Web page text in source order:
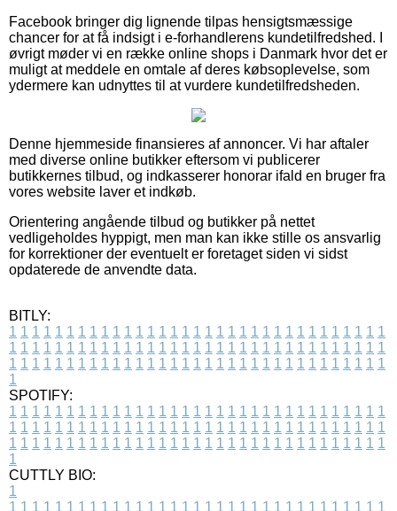
Facebook bringer dig lignende tilpas hensigtsmæssige
chancer for at få indsigt i e-forhandlerens kundetilfredshed. I
øvrigt møder vi en række online shops i Danmark hvor det er
muligt at meddele en omtale af deres købsoplevelse, som
ydermere kan udnyttes til at vurdere kundetilfredsheden.
Denne hjemmeside finansieres af annoncer. Vi har aftaler
med diverse online butikker eftersom vi publicerer
butikkernes tilbud, og indkasserer honorar ifald en bruger fra
vores website laver et indkøb.
Orientering angående tilbud og butikker på nettet
vedligeholdes hyppigt, men man kan ikke stille os ansvarlig
for korrektioner der eventuelt er foretaget siden vi sidst
opdaterede de anvendte data.
BITLY:
1 1 1 1 1 1 1 1 1 1 1 1 1 1 1 1 1 1 1 1 1 1 1 1 1 1 1 1 1 1 1 1 1
1 1 1 1 1 1 1 1 1 1 1 1 1 1 1 1 1 1 1 1 1 1 1 1 1 1 1 1 1 1 1 1 1
1 1 1 1 1 1 1 1 1 1 1 1 1 1 1 1 1 1 1 1 1 1 1 1 1 1 1 1 1 1 1 1 1
1
SPOTIFY:
1 1 1 1 1 1 1 1 1 1 1 1 1 1 1 1 1 1 1 1 1 1 1 1 1 1 1 1 1 1 1 1 1
1 1 1 1 1 1 1 1 1 1 1 1 1 1 1 1 1 1 1 1 1 1 1 1 1 1 1 1 1 1 1 1 1
1 1 1 1 1 1 1 1 1 1 1 1 1 1 1 1 1 1 1 1 1 1 1 1 1 1 1 1 1 1 1 1 1
1
CUTTLY BIO:
1
1 1 1 1 1 1 1 1 1 1 1 1 1 1 1 1 1 1 1 1 1 1 1 1 1 1 1 1 1 1 1 1 1